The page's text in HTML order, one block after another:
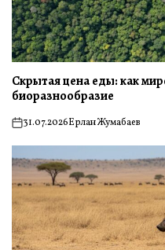
Скрытая цена еды: как
биоразнообразие
on31.07.2026Ерлан Жумабаев